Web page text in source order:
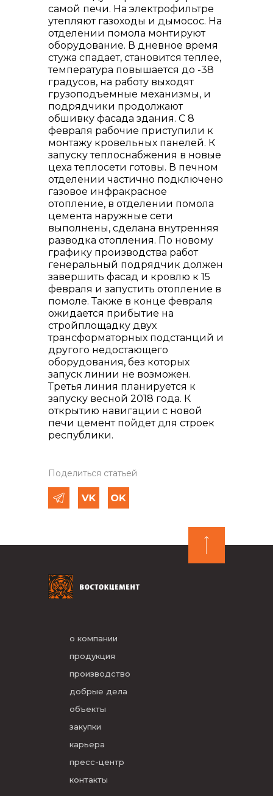
самой печи. На электрофильтре
утепляют газоходы и дымосос. На
отделении помола монтируют
оборудование. В дневное время
стужа спадает, становится теплее,
температура повышается до -38
градусов, на работу выходят
грузоподъемные механизмы, и
подрядчики продолжают
обшивку фасада здания. С 8
февраля рабочие приступили к
монтажу кровельных панелей. К
запуску теплоснабжения в новые
цеха теплосети готовы. В печном
отделении частично подключено
газовое инфракрасное
отопление, в отделении помола
цемента наружные сети
выполнены, сделана внутренняя
разводка отопления. По новому
графику производства работ
генеральный подрядчик должен
завершить фасад и кровлю к 15
февраля и запустить отопление в
помоле. Также в конце февраля
ожидается прибытие на
стройплощадку двух
трансформаторных подстанций и
другого недостающего
оборудования, без которых
запуск линии не возможен.
Третья линия планируется к
запуску весной 2018 года. К
открытию навигации с новой
печи цемент пойдет для строек
республики.
Поделиться статьей
о компании
продукция
производство
добрые дела
объекты
закупки
карьера
пресс-центр
контакты